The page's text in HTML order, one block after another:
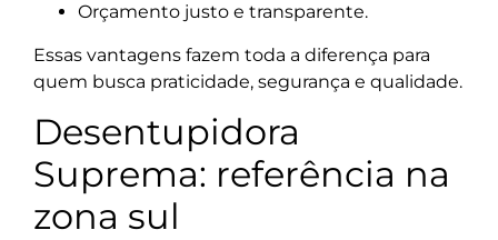
Orçamento justo e transparente.
Essas vantagens fazem toda a diferença para
quem busca praticidade, segurança e qualidade.
Desentupidora
Suprema: referência na
zona sul